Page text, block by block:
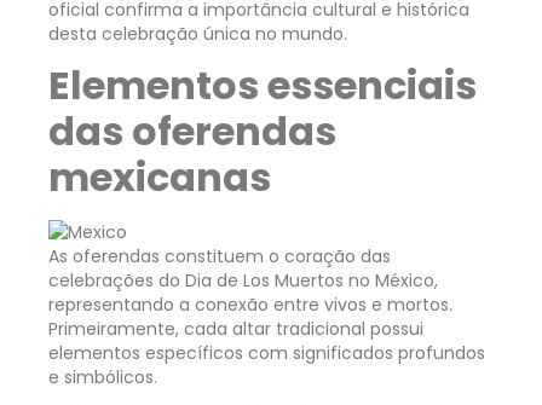
oficial confirma a importância cultural e histórica
desta celebração única no mundo.
Elementos essenciais
das oferendas
mexicanas
As oferendas constituem o coração das
celebrações do Dia de Los Muertos no México,
representando a conexão entre vivos e mortos.
Primeiramente, cada altar tradicional possui
elementos específicos com significados profundos
e simbólicos.